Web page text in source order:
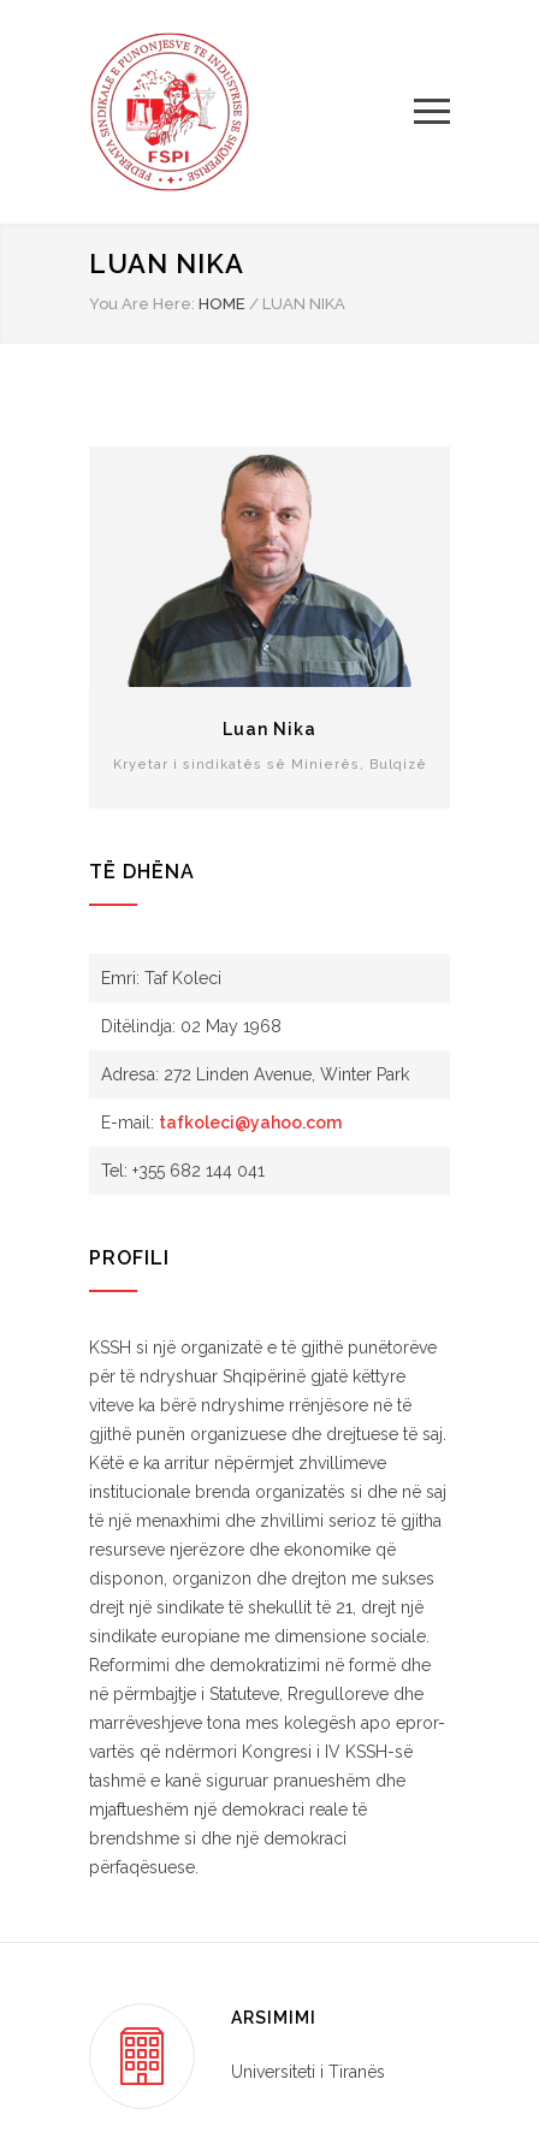
LUAN NIKA
You Are Here: HOME / LUAN NIKA
Luan Nika
Kryetar i sindikatës së Minierës, Bulqizë
TË DHËNA
Emri: Taf Koleci
Ditëlindja: 02 May 1968
Adresa: 272 Linden Avenue, Winter Park
E-mail: tafkoleci@yahoo.com
Tel: +355 682 144 041
PROFILI
KSSH si një organizatë e të gjithë punëtorëve
për të ndryshuar Shqipërinë gjatë këttyre
viteve ka bërë ndryshime rrënjësore në të
gjithë punën organizuese dhe drejtuese të saj.
Këtë e ka arritur nëpërmjet zhvillimeve
institucionale brenda organizatës si dhe në saj
të një menaxhimi dhe zhvillimi serioz të gjitha
resurseve njerëzore dhe ekonomike që
disponon, organizon dhe drejton me sukses
drejt një sindikate të shekullit të 21, drejt një
sindikate europiane me dimensione sociale.
Reformimi dhe demokratizimi në formë dhe
në përmbajtje i Statuteve, Rregulloreve dhe
marrëveshjeve tona mes kolegësh apo epror-
vartës që ndërmori Kongresi i IV KSSH-së
tashmë e kanë siguruar pranueshëm dhe
mjaftueshëm një demokraci reale të
brendshme si dhe një demokraci
përfaqësuese.
ARSIMIMI
Universiteti i Tiranës